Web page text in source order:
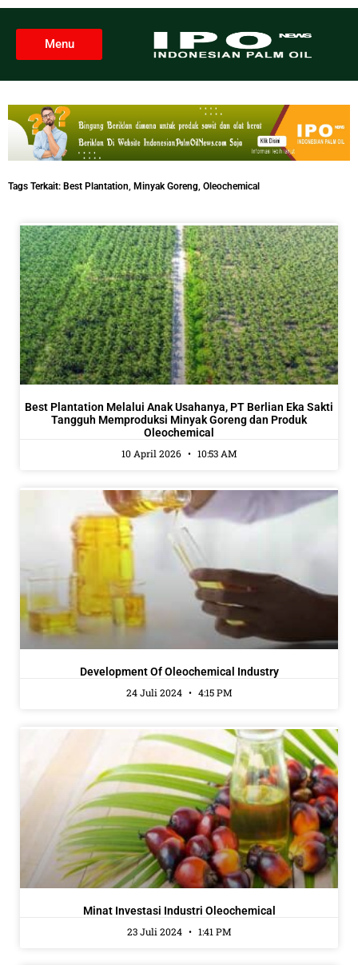
Menu
Tags Terkait: Best Plantation, Minyak Goreng, Oleochemical
Best Plantation Melalui Anak Usahanya, PT Berlian Eka Sakti
Tangguh Memproduksi Minyak Goreng dan Produk
Oleochemical
10 April 2026
10:53 AM
Development Of Oleochemical Industry
24 Juli 2024
4:15 PM
Minat Investasi Industri Oleochemical
23 Juli 2024
1:41 PM